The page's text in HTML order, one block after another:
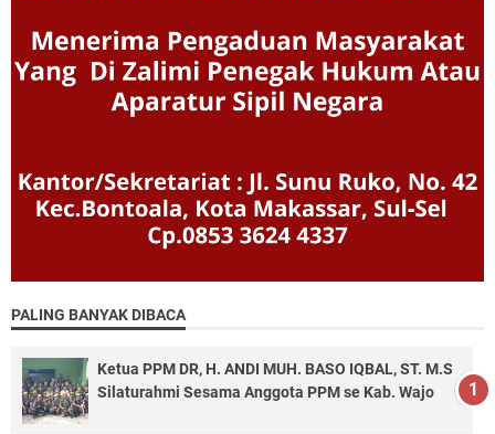
PALING BANYAK DIBACA
Ketua PPM DR, H. ANDI MUH. BASO IQBAL, ST. M.S
Silaturahmi Sesama Anggota PPM se Kab. Wajo